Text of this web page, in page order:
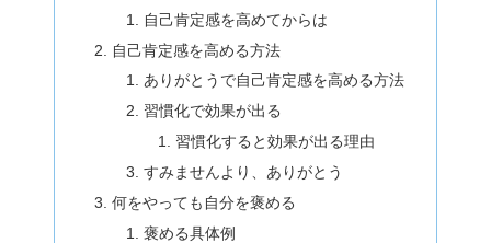
自己肯定感を高めてからは
自己肯定感を高める方法
ありがとうで自己肯定感を高める方法
習慣化で効果が出る
習慣化すると効果が出る理由
すみませんより、ありがとう
何をやっても自分を褒める
褒める具体例